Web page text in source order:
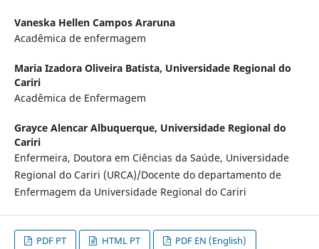
Vaneska Hellen Campos Araruna
Acadêmica de enfermagem
Maria Izadora Oliveira Batista, Universidade Regional do
Cariri
Acadêmica de Enfermagem
Grayce Alencar Albuquerque, Universidade Regional do
Cariri
Enfermeira, Doutora em Ciências da Saúde, Universidade
Regional do Cariri (URCA)/Docente do departamento de
Enfermagem da Universidade Regional do Cariri
PDF PT HTML PT PDF EN (English)